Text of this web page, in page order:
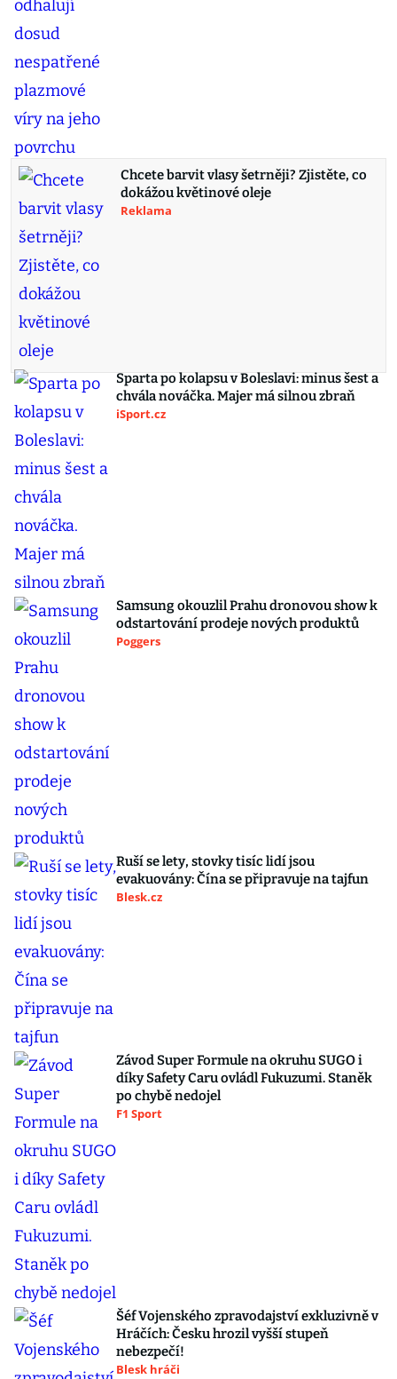
Chcete barvit vlasy šetrněji? Zjistěte, co
dokážou květinové oleje
Reklama
Sparta po kolapsu v Boleslavi: minus šest a
chvála nováčka. Majer má silnou zbraň
iSport.cz
Samsung okouzlil Prahu dronovou show k
odstartování prodeje nových produktů
Poggers
Ruší se lety, stovky tisíc lidí jsou
evakuovány: Čína se připravuje na tajfun
Blesk.cz
Závod Super Formule na okruhu SUGO i
díky Safety Caru ovládl Fukuzumi. Staněk
po chybě nedojel
F1 Sport
Šéf Vojenského zpravodajství exkluzivně v
Hráčích: Česku hrozil vyšší stupeň
nebezpečí!
Blesk hráči